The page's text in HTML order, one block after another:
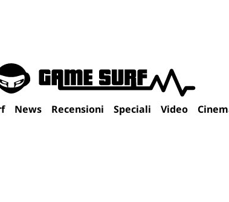
News Recensioni Speciali Video